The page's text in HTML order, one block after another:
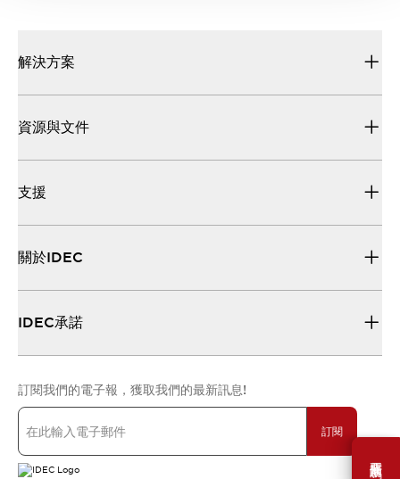
需要幫助嗎？
解決方案
資源與文件
支援
關於IDEC
IDEC承諾
訂閱我們的電子報，獲取我們的最新訊息!
訂閱